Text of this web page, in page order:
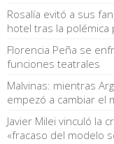
Rosalía evitó a sus
hotel tras la polémica
Florencia Peña se
funciones teatrales
Malvinas: mientras
empezó a cambiar el
Javier Milei vinculó la
«fracaso del modelo